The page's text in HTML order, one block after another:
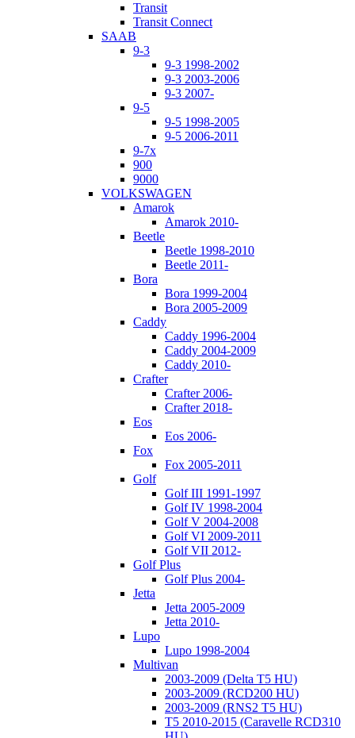
Transit
Transit Connect
SAAB
9-3
9-3 1998-2002
9-3 2003-2006
9-3 2007-
9-5
9-5 1998-2005
9-5 2006-2011
9-7x
900
9000
VOLKSWAGEN
Amarok
Amarok 2010-
Beetle
Beetle 1998-2010
Beetle 2011-
Bora
Bora 1999-2004
Bora 2005-2009
Caddy
Caddy 1996-2004
Caddy 2004-2009
Caddy 2010-
Crafter
Crafter 2006-
Crafter 2018-
Eos
Eos 2006-
Fox
Fox 2005-2011
Golf
Golf III 1991-1997
Golf IV 1998-2004
Golf V 2004-2008
Golf VI 2009-2011
Golf VII 2012-
Golf Plus
Golf Plus 2004-
Jetta
Jetta 2005-2009
Jetta 2010-
Lupo
Lupo 1998-2004
Multivan
2003-2009 (Delta T5 HU)
2003-2009 (RCD200 HU)
2003-2009 (RNS2 T5 HU)
T5 2010-2015 (Caravelle RCD310